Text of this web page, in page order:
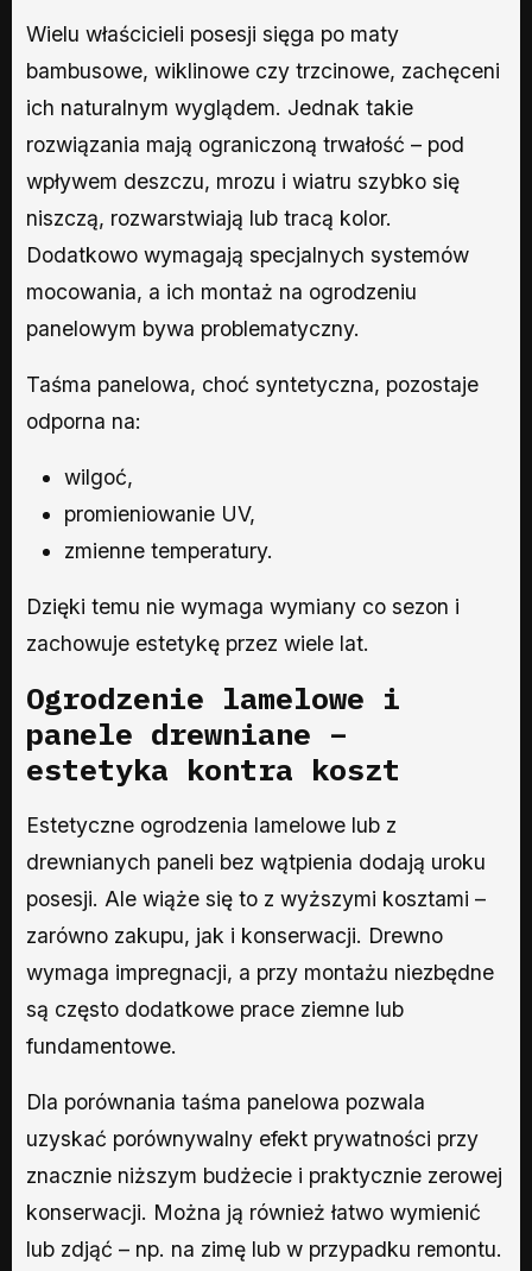
Wielu właścicieli posesji sięga po maty
bambusowe, wiklinowe czy trzcinowe, zachęceni
ich naturalnym wyglądem. Jednak takie
rozwiązania mają ograniczoną trwałość – pod
wpływem deszczu, mrozu i wiatru szybko się
niszczą, rozwarstwiają lub tracą kolor.
Dodatkowo wymagają specjalnych systemów
mocowania, a ich montaż na ogrodzeniu
panelowym bywa problematyczny.
Taśma panelowa, choć syntetyczna, pozostaje
odporna na:
wilgoć,
promieniowanie UV,
zmienne temperatury.
Dzięki temu nie wymaga wymiany co sezon i
zachowuje estetykę przez wiele lat.
Ogrodzenie lamelowe i
panele drewniane –
estetyka kontra koszt
Estetyczne ogrodzenia lamelowe lub z
drewnianych paneli bez wątpienia dodają uroku
posesji. Ale wiąże się to z wyższymi kosztami –
zarówno zakupu, jak i konserwacji. Drewno
wymaga impregnacji, a przy montażu niezbędne
są często dodatkowe prace ziemne lub
fundamentowe.
Dla porównania taśma panelowa pozwala
uzyskać porównywalny efekt prywatności przy
znacznie niższym budżecie i praktycznie zerowej
konserwacji. Można ją również łatwo wymienić
lub zdjąć – np. na zimę lub w przypadku remontu.